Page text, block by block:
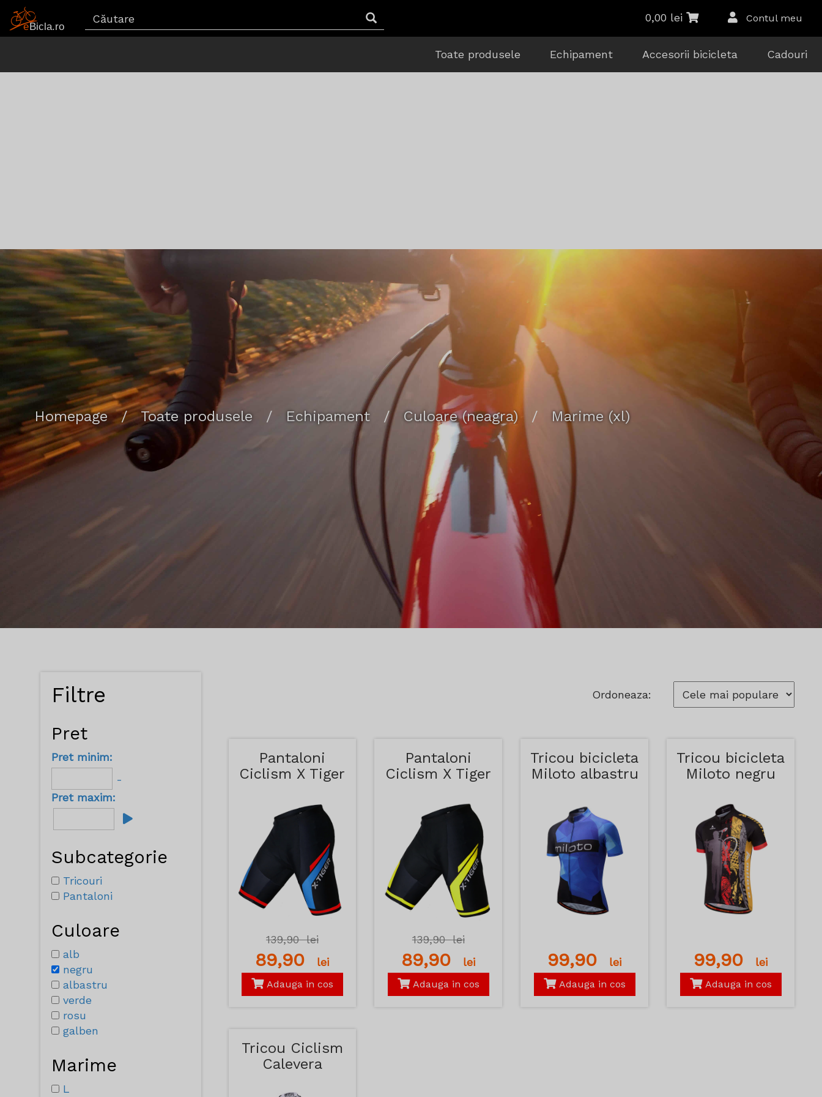
0,00 lei Contul meu
Toate produsele Echipament Accesorii bicicleta Cadouri
Homepage / Toate produsele / Echipament / Culoare (neagra) / Marime (xl)
Filtre
Pret
Pret minim:
-
Pret maxim:
Subcategorie
Tricouri
Pantaloni
Culoare
alb
negru
albastru
verde
rosu
galben
Marime
L
Ordoneaza:
Pantaloni
Ciclism X Tiger
Rosu
139,90lei
89,90 lei
Adauga in cos
Pantaloni
Ciclism X Tiger
139,90lei
89,90 lei
Adauga in cos
Tricou bicicleta
Miloto albastru
99,90 lei
Adauga in cos
Tricou bicicleta
Miloto negru
99,90 lei
Adauga in cos
Tricou Ciclism
Calevera